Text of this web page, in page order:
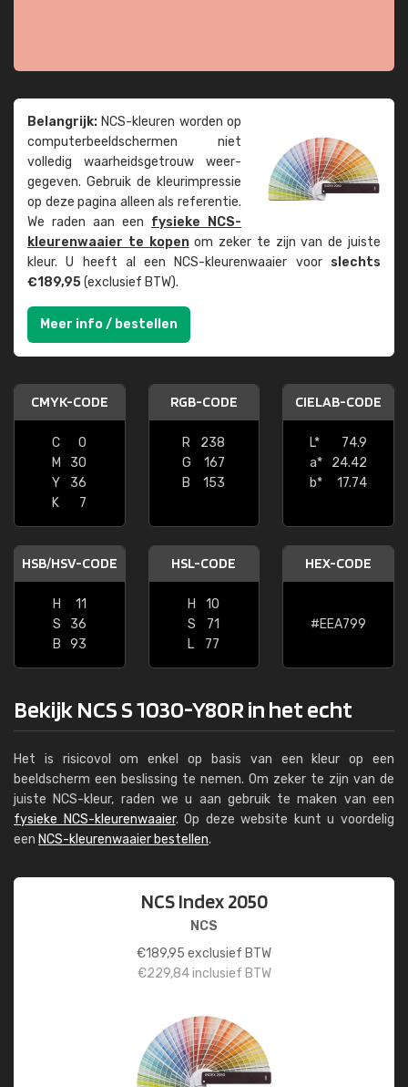
Belangrijk: NCS-kleuren worden op
computer­beeld­schermen niet
volledig waarheids­­getrouw weer­
gegeven. Gebruik de kleur­impressie
op deze pagina alleen als referentie.
We raden aan een fysieke NCS-
kleuren­waaier te kopenom zeker te zijn van de juiste
kleur. U heeft al een NCS-kleuren­waaier voor slechts
€189,95(exclusief BTW).
Meer info / bestellen
CMYK-CODE
C
0
M
30
Y
36
K
7
RGB-CODE
R
238
G
167
B
153
CIELAB-CODE
L*
74.9
a*
24.42
b*
17.74
HSB/HSV-CODE
H
11
S
36
B
93
HSL-CODE
H
10
S
71
L
77
HEX-CODE
#EEA799
Bekijk NCS S 1030-Y80R in het echt
Het is risicovol om enkel op basis van een kleur op een
beeldscherm een beslissing te nemen. Om zeker te zijn van de
juiste NCS-kleur, raden we u aan gebruik te maken van een
fysieke NCS-kleurenwaaier. Op deze website kunt u voordelig
een NCS-kleurenwaaier bestellen.
NCS Index 2050
NCS
€189,95 exclusief BTW
€229,84inclusief BTW